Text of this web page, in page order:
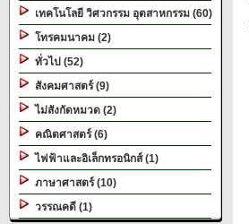
เทคโนโลยี วิศวกรรม อุตสาหกรรม (60)
โทรคมนาคม (2)
ทั่วไป (52)
สังคมศาสตร์ (9)
ไม่สังกัดหมวด (2)
คณิตศาสตร์ (6)
ไฟฟ้าและอิเล็กทรอนิกส์ (1)
ภาษาศาสตร์ (10)
วรรณคดี (1)